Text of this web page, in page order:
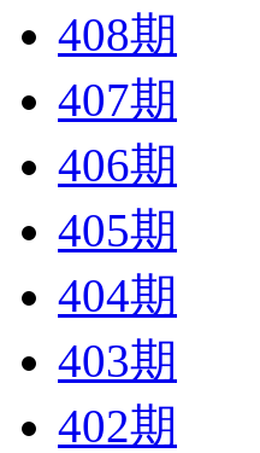
408期
407期
406期
405期
404期
403期
402期